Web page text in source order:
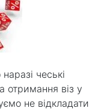
чеські
отримання віз у
не відкладати